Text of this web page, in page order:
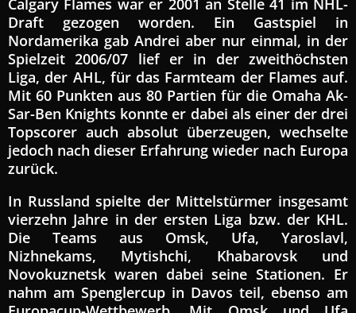
Calgary Flames war er 2001 an Stelle 41 im NHL-
Draft gezogen worden. Ein Gastspiel in
Nordamerika gab Andrei aber nur einmal, in der
Spielzeit 2006/07 lief er in der zweithöchsten
Liga, der AHL, für das Farmteam der Flames auf.
Mit 60 Punkten aus 80 Partien für die Omaha Ak-
Sar-Ben Knights konnte er dabei als einer der drei
Topscorer auch absolut überzeugen, wechselte
jedoch nach dieser Erfahrung wieder nach Europa
zurück.
In Russland spielte der Mittelstürmer insgesamt
vierzehn Jahre in der ersten Liga bzw. der KHL.
Die Teams aus Omsk, Ufa, Yaroslavl,
Nizhnekams, Mytishchi, Khabarovsk und
Novokuznetsk waren dabei seine Stationen. Er
nahm am Spenglercup in Davos teil, ebenso am